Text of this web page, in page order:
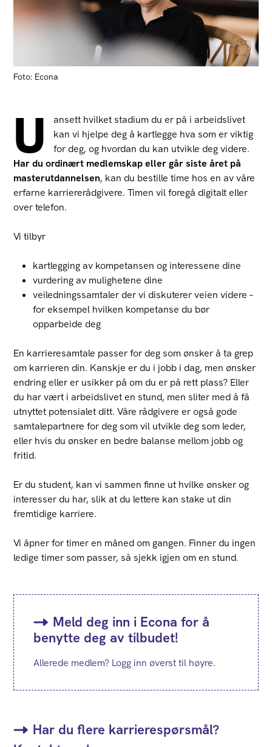
Foto: Econa
U
ansett hvilket stadium du er på i arbeidslivet
kan vi hjelpe deg å kartlegge hva som er viktig
for deg, og hvordan du kan utvikle deg videre.
Har du ordinært medlemskap eller går siste året på
masterutdannelsen, kan du bestille time hos en av våre
erfarne karriererådgivere. Timen vil foregå digitalt eller
over telefon.
Vi tilbyr
kartlegging av kompetansen og interessene dine
vurdering av mulighetene dine
veiledningssamtaler der vi diskuterer veien videre –
for eksempel hvilken kompetanse du bør
opparbeide deg
En karrieresamtale passer for deg som ønsker å ta grep
om karrieren din. Kanskje er du i jobb i dag, men ønsker
endring eller er usikker på om du er på rett plass? Eller
du har vært i arbeidslivet en stund, men sliter med å få
utnyttet potensialet ditt. Våre rådgivere er også gode
samtalepartnere for deg som vil utvikle deg som leder,
eller hvis du ønsker en bedre balanse mellom jobb og
fritid.
Er du student, kan vi sammen finne ut hvilke ønsker og
interesser du har, slik at du lettere kan stake ut din
fremtidige karriere.
Vi åpner for timer en måned om gangen. Finner du ingen
ledige timer som passer, så sjekk igjen om en stund.
Meld deg inn i Econa for å
benytte deg av tilbudet!
Allerede medlem? Logg inn øverst til høyre.
Har du flere karrierespørsmål?